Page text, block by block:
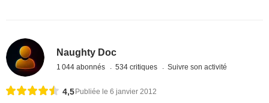
Naughty Doc
1 044 abonnés 534 critiques Suivre son activité
4,5 Publiée le 6 janvier 2012